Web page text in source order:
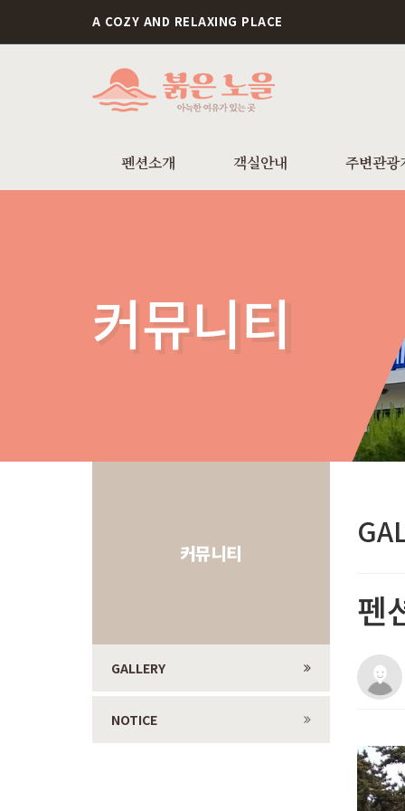
A COZY AND RELAXING PLACE
펜션소개 객실안내 주변관광
커뮤니티
커뮤니티
GALLERY
NOTICE
펜